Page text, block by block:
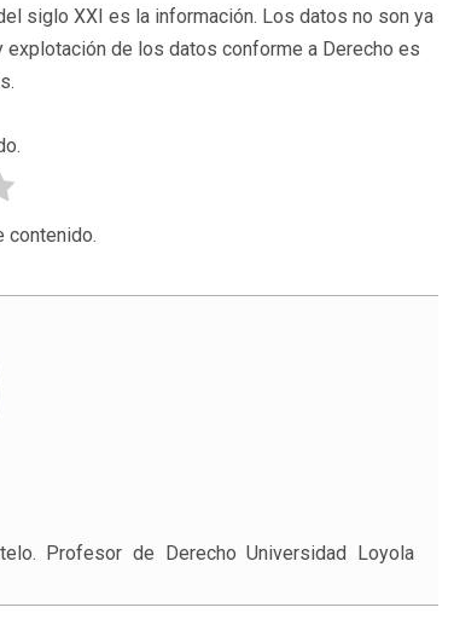
siglo XXI es la información. Los datos no son ya
de los datos conforme a Derecho es
contenido.
Profesor de Derecho Universidad Loyola